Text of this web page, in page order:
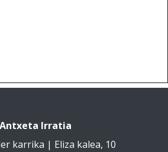
Antxeta Irratia
karrika | Eliza kalea, 10